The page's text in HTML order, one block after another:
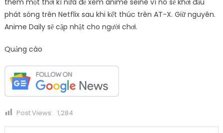
thêm một thời kì nữa để xem anime seine vì nó sẽ khởi đầu
phát sóng trên Netflix sau khi kết thúc trên AT-X. Giữ nguyên.
Anime Daily sẽ cập nhật cho người chơi.
Quảng cáo
Post Views: 1,284